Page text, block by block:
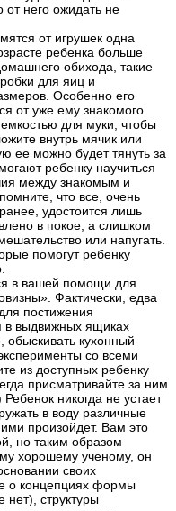
от него ожидать не
от игрушек одна
ребенка больше
обихода, такие
для яиц и
Особенно его
от уже ему знакомого.
для муки, чтобы
внутрь мячик или
ее можно будет тянуть за
ребенку научиться
между знакомым и
что все, очень
удостоится лишь
в покое, а слишком
или напугать.
помогут ребенку
в вашей помощи для
Фактически, едва
постижения
в выдвижных ящиках
кухонный
со всеми
из доступных ребенку
присматривайте за ним
никогда не устает
в воду различные
произойдет. Вам это
но таким образом
хорошему ученому, он
своих
о концепциях формы
нет), структуры